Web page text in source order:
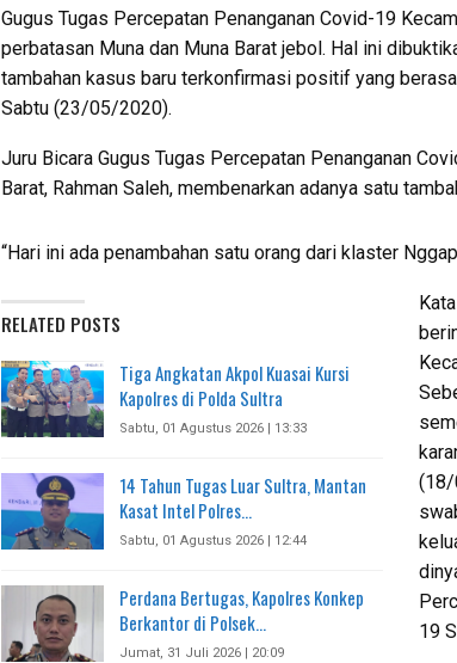
Gugus Tugas Percepatan Penanganan Covid-19
perbatasan Muna dan Muna Barat jebol. Hal ini
tambahan kasus baru terkonfirmasi positif yang
Sabtu (23/05/2020).
Juru Bicara Gugus Tugas Percepatan Penanganan
Barat, Rahman Saleh, membenarkan adanya satu
“Hari ini ada penambahan satu orang dari klaster
RELATED POSTS
Tiga Angkatan Akpol Kuasai Kursi
Kapolres di Polda Sultra
Sabtu, 01 Agustus 2026 | 13:33
14 Tahun Tugas Luar Sultra, Mantan
Kasat Intel Polres…
Sabtu, 01 Agustus 2026 | 12:44
Perdana Bertugas, Kapolres Konkep
Berkantor di Polsek…
Jumat, 31 Juli 2026 | 20:09
(18/
19